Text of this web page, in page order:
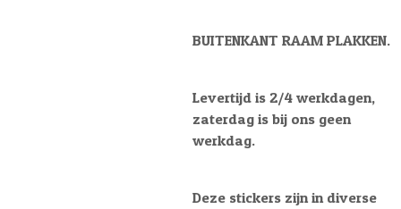
BUITENKANT RAAM PLAKKEN.
Levertijd is 2/4 werkdagen,
zaterdag is bij ons geen
werkdag.
Deze stickers zijn in diverse